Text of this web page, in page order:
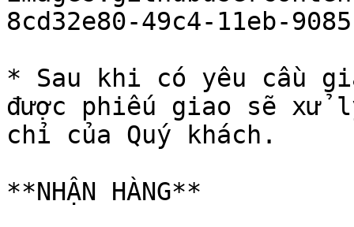
8cd32e80-49c4-11eb-
* Sau khi có yêu cầu
được phiếu giao sẽ
chỉ của Quý khách.
**NHẬN HÀNG**